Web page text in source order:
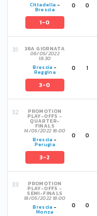
Cittadella -
Brescia
1-0
0 0
38A GIORNATA
06/05/2022
18:30
Brescia -
Reggina
3-0
0 1
PROMOTION
PLAY-OFFS -
QUARTER-
FINALS
14/05/2022 16:00
Brescia -
Perugia
3-2
0 0
PROMOTION
PLAY-OFFS -
SEMI-FINALS
18/05/2022 18:00
Brescia -
Monza
0 0